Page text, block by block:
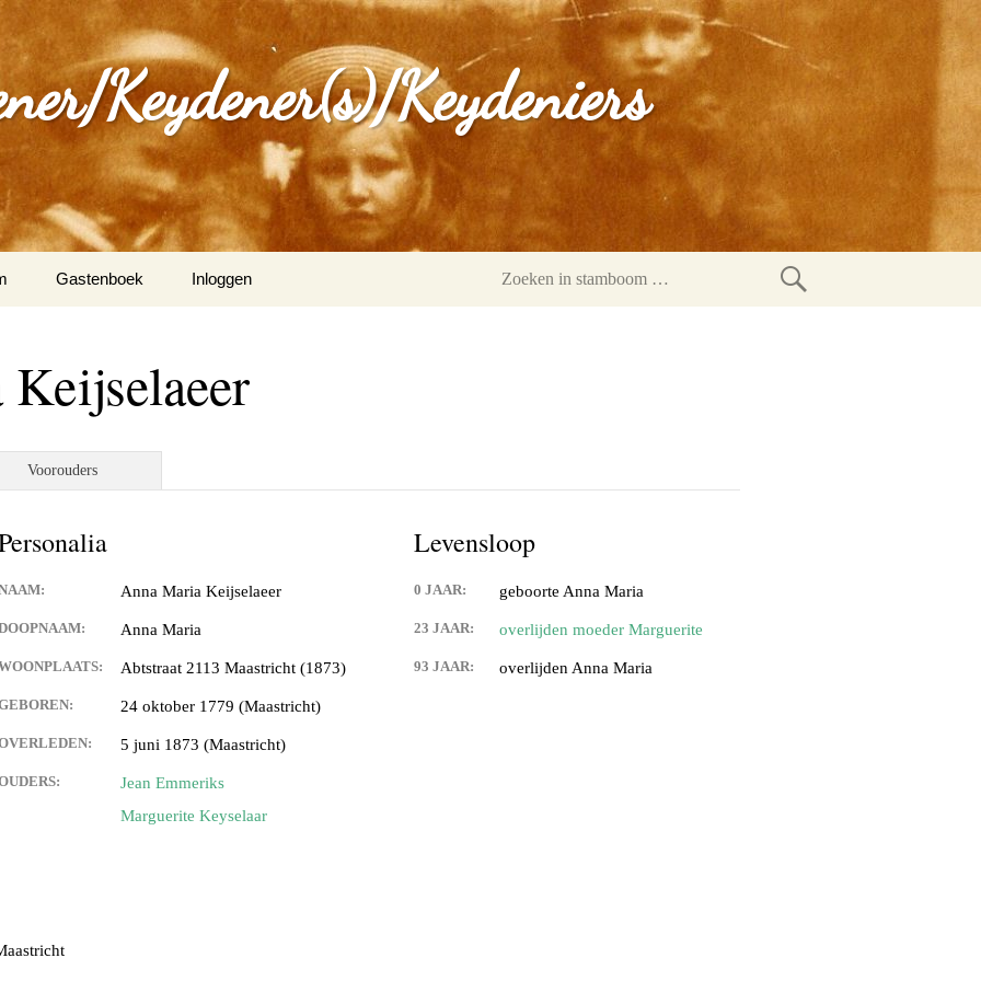
Keydener(s)/Keydeniers
en Tina Vleugels
(Wittem)
en Louisa Sintzen
en Anneke Spaaij
Keijdener en Trine Van
Keijdener en Tineke
en Hermien
en Riet Jansen
Gastenboek
Inloggen
Zoeken
Voorouders
Anna Maria Keijselaeer
Anna Maria
Abtstraat 2113 Maastricht (1873)
24 oktober 1779 (Maastricht)
5 juni 1873 (Maastricht)
Jean Emmeriks
Marguerite Keyselaar
Levensloop
0 JAAR: geboorte Anna Maria
23 JAAR: overlijden moeder Marguerite
93 JAAR: overlijden Anna Maria